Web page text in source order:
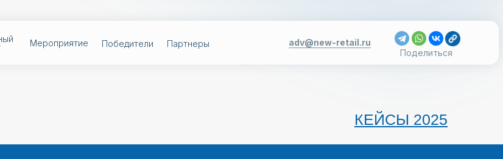
УСЛОВИЯ УЧАСТИЯ
adv@new-retail.ru
Поделиться
Партнеры
Победители
Мероприятие
КЕЙСЫ 2025